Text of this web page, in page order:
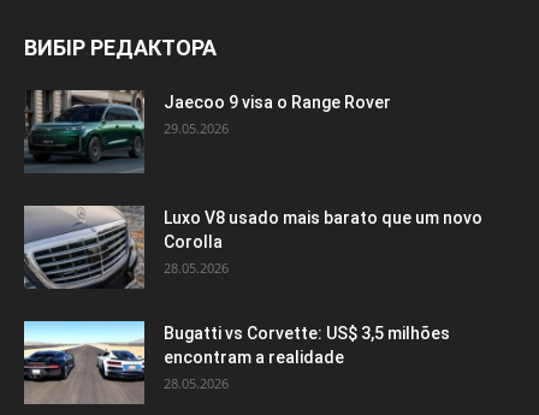
ВИБІР РЕДАКТОРА
Jaecoo 9 visa o Range Rover
29.05.2026
Luxo V8 usado mais barato que um novo
Corolla
28.05.2026
Bugatti vs Corvette: US$ 3,5 milhões
encontram a realidade
28.05.2026